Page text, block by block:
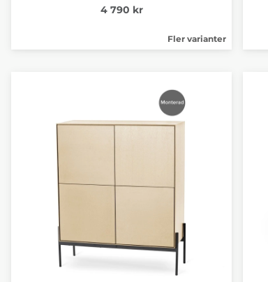
4 790 kr
Fler varianter